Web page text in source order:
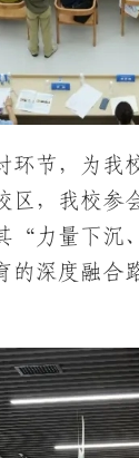
环节，为我
区，我校
“力量下沉
的深度融